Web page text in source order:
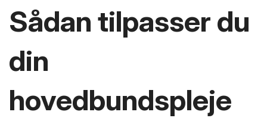
Sådan tilpasser du
din
hovedbundspleje